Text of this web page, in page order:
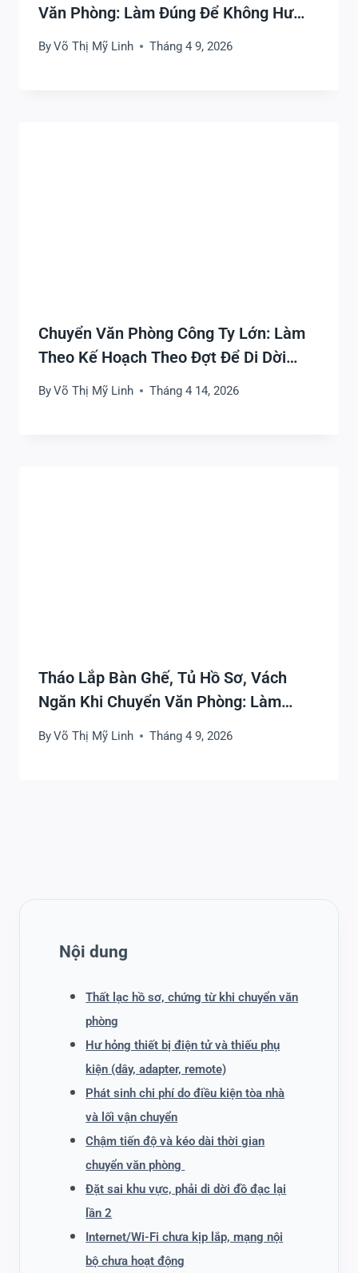
Văn Phòng: Làm Đúng Để Không Hư
Hỏng Và Lắp Lại Nhanh
ByVõ Thị Mỹ Linh Tháng 4 9, 2026
Chuyển Văn Phòng Công Ty Lớn: Làm
Theo Kế Hoạch Theo Đợt Để Di Dời
Nhanh, Gọn Và Sớm Ổn Định
ByVõ Thị Mỹ Linh Tháng 4 14, 2026
Tháo Lắp Bàn Ghế, Tủ Hồ Sơ, Vách
Ngăn Khi Chuyển Văn Phòng: Làm
Đúng Để Nhanh, Gọn, Không Hư Hỏng
ByVõ Thị Mỹ Linh Tháng 4 9, 2026
Nội dung
Thất lạc hồ sơ, chứng từ khi chuyển văn
phòng
Hư hỏng thiết bị điện tử và thiếu phụ
kiện (dây, adapter, remote)
Phát sinh chi phí do điều kiện tòa nhà
và lối vận chuyển
Chậm tiến độ và kéo dài thời gian
chuyển văn phòng
Đặt sai khu vực, phải di dời đồ đạc lại
lần 2
Internet/Wi-Fi chưa kịp lắp, mạng nội
bộ chưa hoạt động